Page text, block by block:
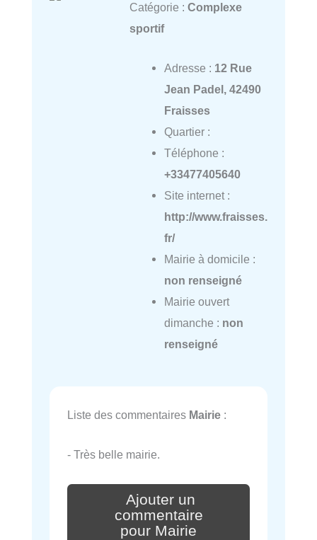
Catégorie : Complexe
sportif
Adresse : 12 Rue
Jean Padel, 42490
Fraisses
Quartier :
Téléphone :
+33477405640
Site internet :
http://www.fraisses.
fr/
Mairie à domicile :
non renseigné
Mairie ouvert
dimanche : non
renseigné
Liste des commentaires Mairie :
- Très belle mairie.
Ajouter un
commentaire
pour Mairie